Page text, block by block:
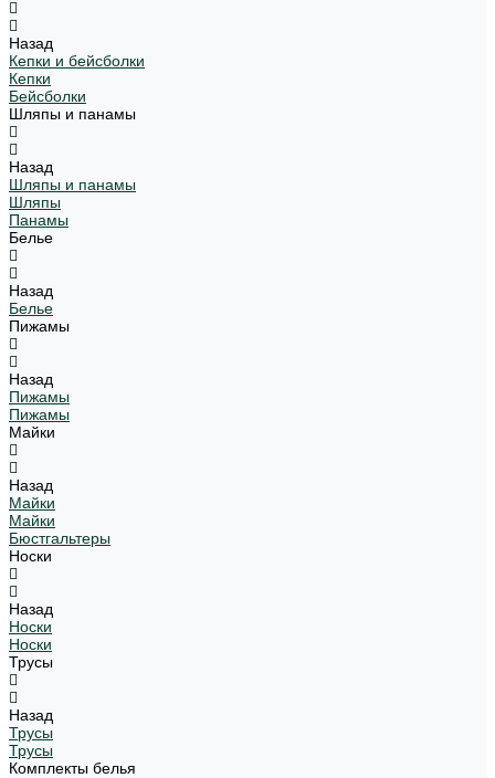
Назад
Кепки и бейсболки
Кепки
Бейсболки
Шляпы и панамы
Назад
Шляпы и панамы
Шляпы
Панамы
Белье
Назад
Белье
Пижамы
Назад
Пижамы
Пижамы
Майки
Назад
Майки
Майки
Бюстгальтеры
Носки
Назад
Носки
Носки
Трусы
Назад
Трусы
Трусы
Комплекты белья